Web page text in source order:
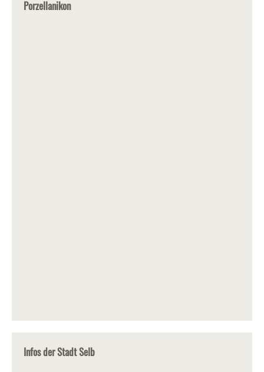
Porzellanikon
Infos der Stadt Selb